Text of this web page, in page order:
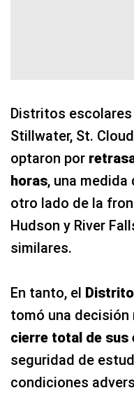
Distritos escolares
Stillwater, St.
optaron por
horas, una
otro lado de la
Hudson y River
similares.
En tanto, el
tomó una decisión
cierre total de sus
seguridad de
condiciones